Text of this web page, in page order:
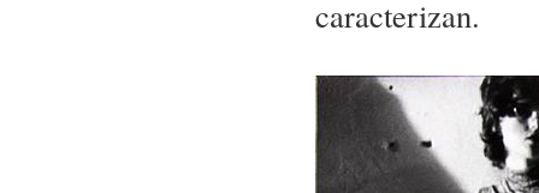
caracterizan.